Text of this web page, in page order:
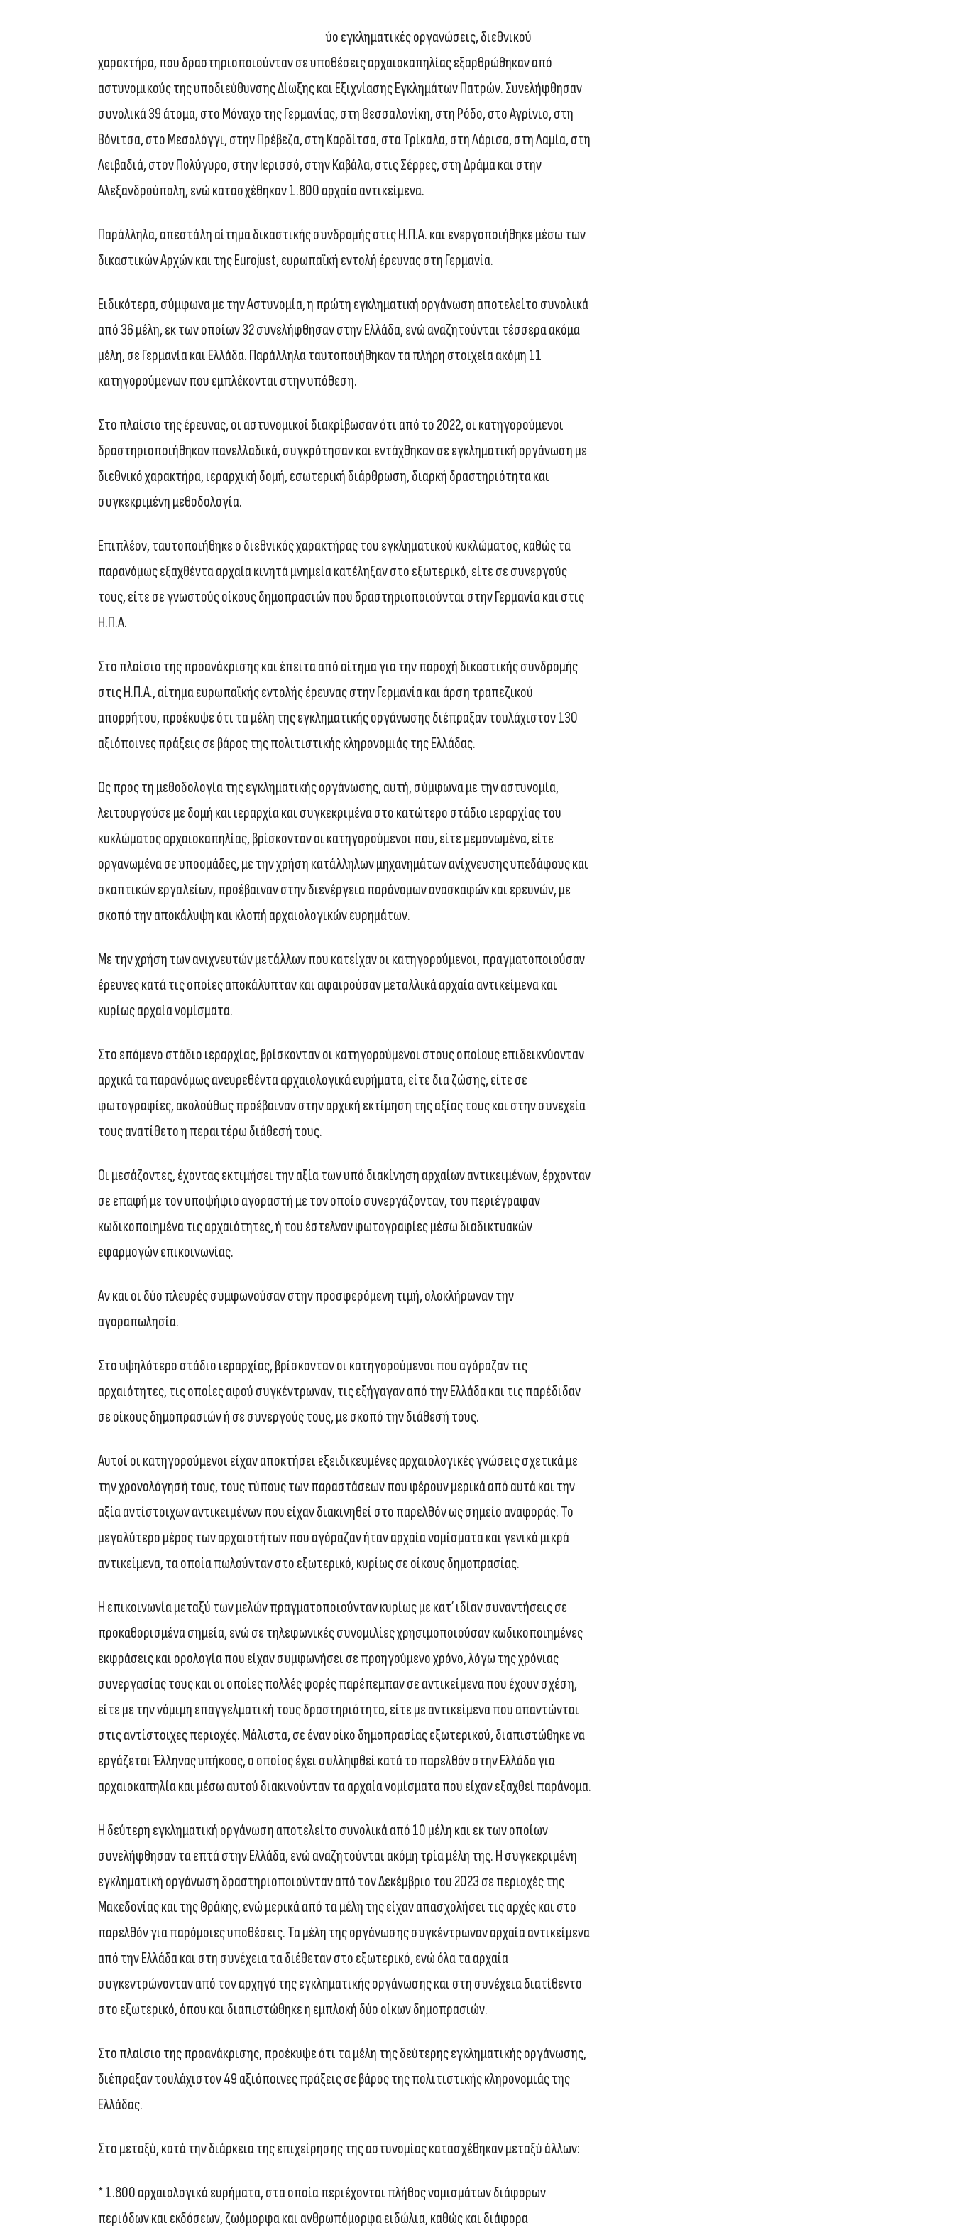
ύο εγκληματικές οργανώσεις, διεθνικού
χαρακτήρα, που δραστηριοποιούνταν σε υποθέσεις αρχαιοκαπηλίας εξαρθρώθηκαν από
αστυνομικούς της υποδιεύθυνσης Δίωξης και Εξιχνίασης Εγκλημάτων Πατρών. Συνελήφθησαν
συνολικά 39 άτομα, στο Μόναχο της Γερμανίας, στη Θεσσαλονίκη, στη Ρόδο, στο Αγρίνιο, στη
Βόνιτσα, στο Μεσολόγγι, στην Πρέβεζα, στη Καρδίτσα, στα Τρίκαλα, στη Λάρισα, στη Λαμία, στη
Λειβαδιά, στον Πολύγυρο, στην Ιερισσό, στην Καβάλα, στις Σέρρες, στη Δράμα και στην
Αλεξανδρούπολη, ενώ κατασχέθηκαν 1.800 αρχαία αντικείμενα.
Παράλληλα, απεστάλη αίτημα δικαστικής συνδρομής στις Η.Π.Α. και ενεργοποιήθηκε μέσω των
δικαστικών Αρχών και της Eurojust, ευρωπαϊκή εντολή έρευνας στη Γερμανία.
Ειδικότερα, σύμφωνα με την Αστυνομία, η πρώτη εγκληματική οργάνωση αποτελείτο συνολικά
από 36 μέλη, εκ των οποίων 32 συνελήφθησαν στην Ελλάδα, ενώ αναζητούνται τέσσερα ακόμα
μέλη, σε Γερμανία και Ελλάδα. Παράλληλα ταυτοποιήθηκαν τα πλήρη στοιχεία ακόμη 11
κατηγορούμενων που εμπλέκονται στην υπόθεση.
Στο πλαίσιο της έρευνας, οι αστυνομικοί διακρίβωσαν ότι από το 2022, οι κατηγορούμενοι
δραστηριοποιήθηκαν πανελλαδικά, συγκρότησαν και εντάχθηκαν σε εγκληματική οργάνωση με
διεθνικό χαρακτήρα, ιεραρχική δομή, εσωτερική διάρθρωση, διαρκή δραστηριότητα και
συγκεκριμένη μεθοδολογία.
Επιπλέον, ταυτοποιήθηκε ο διεθνικός χαρακτήρας του εγκληματικού κυκλώματος, καθώς τα
παρανόμως εξαχθέντα αρχαία κινητά μνημεία κατέληξαν στο εξωτερικό, είτε σε συνεργούς
τους, είτε σε γνωστούς οίκους δημοπρασιών που δραστηριοποιούνται στην Γερμανία και στις
Η.Π.Α.
Στο πλαίσιο της προανάκρισης και έπειτα από αίτημα για την παροχή δικαστικής συνδρομής
στις Η.Π.Α., αίτημα ευρωπαϊκής εντολής έρευνας στην Γερμανία και άρση τραπεζικού
απορρήτου, προέκυψε ότι τα μέλη της εγκληματικής οργάνωσης διέπραξαν τουλάχιστον 130
αξιόποινες πράξεις σε βάρος της πολιτιστικής κληρονομιάς της Ελλάδας.
Ως προς τη μεθοδολογία της εγκληματικής οργάνωσης, αυτή, σύμφωνα με την αστυνομία,
λειτουργούσε με δομή και ιεραρχία και συγκεκριμένα στο κατώτερο στάδιο ιεραρχίας του
κυκλώματος αρχαιοκαπηλίας, βρίσκονταν οι κατηγορούμενοι που, είτε μεμονωμένα, είτε
οργανωμένα σε υποομάδες, με την χρήση κατάλληλων μηχανημάτων ανίχνευσης υπεδάφους και
σκαπτικών εργαλείων, προέβαιναν στην διενέργεια παράνομων ανασκαφών και ερευνών, με
σκοπό την αποκάλυψη και κλοπή αρχαιολογικών ευρημάτων.
Με την χρήση των ανιχνευτών μετάλλων που κατείχαν οι κατηγορούμενοι, πραγματοποιούσαν
έρευνες κατά τις οποίες αποκάλυπταν και αφαιρούσαν μεταλλικά αρχαία αντικείμενα και
κυρίως αρχαία νομίσματα.
Στο επόμενο στάδιο ιεραρχίας, βρίσκονταν οι κατηγορούμενοι στους οποίους επιδεικνύονταν
αρχικά τα παρανόμως ανευρεθέντα αρχαιολογικά ευρήματα, είτε δια ζώσης, είτε σε
φωτογραφίες, ακολούθως προέβαιναν στην αρχική εκτίμηση της αξίας τους και στην συνεχεία
τους ανατίθετο η περαιτέρω διάθεσή τους.
Οι μεσάζοντες, έχοντας εκτιμήσει την αξία των υπό διακίνηση αρχαίων αντικειμένων, έρχονταν
σε επαφή με τον υποψήφιο αγοραστή με τον οποίο συνεργάζονταν, του περιέγραφαν
κωδικοποιημένα τις αρχαιότητες, ή του έστελναν φωτογραφίες μέσω διαδικτυακών
εφαρμογών επικοινωνίας.
Αν και οι δύο πλευρές συμφωνούσαν στην προσφερόμενη τιμή, ολοκλήρωναν την
αγοραπωλησία.
Στο υψηλότερο στάδιο ιεραρχίας, βρίσκονταν οι κατηγορούμενοι που αγόραζαν τις
αρχαιότητες, τις οποίες αφού συγκέντρωναν, τις εξήγαγαν από την Ελλάδα και τις παρέδιδαν
σε οίκους δημοπρασιών ή σε συνεργούς τους, με σκοπό την διάθεσή τους.
Αυτοί οι κατηγορούμενοι είχαν αποκτήσει εξειδικευμένες αρχαιολογικές γνώσεις σχετικά με
την χρονολόγησή τους, τους τύπους των παραστάσεων που φέρουν μερικά από αυτά και την
αξία αντίστοιχων αντικειμένων που είχαν διακινηθεί στο παρελθόν ως σημείο αναφοράς. Το
μεγαλύτερο μέρος των αρχαιοτήτων που αγόραζαν ήταν αρχαία νομίσματα και γενικά μικρά
αντικείμενα, τα οποία πωλούνταν στο εξωτερικό, κυρίως σε οίκους δημοπρασίας.
Η επικοινωνία μεταξύ των μελών πραγματοποιούνταν κυρίως με κατ΄ ιδίαν συναντήσεις σε
προκαθορισμένα σημεία, ενώ σε τηλεφωνικές συνομιλίες χρησιμοποιούσαν κωδικοποιημένες
εκφράσεις και ορολογία που είχαν συμφωνήσει σε προηγούμενο χρόνο, λόγω της χρόνιας
συνεργασίας τους και οι οποίες πολλές φορές παρέπεμπαν σε αντικείμενα που έχουν σχέση,
είτε με την νόμιμη επαγγελματική τους δραστηριότητα, είτε με αντικείμενα που απαντώνται
στις αντίστοιχες περιοχές. Μάλιστα, σε έναν οίκο δημοπρασίας εξωτερικού, διαπιστώθηκε να
εργάζεται Έλληνας υπήκοος, ο οποίος έχει συλληφθεί κατά το παρελθόν στην Ελλάδα για
αρχαιοκαπηλία και μέσω αυτού διακινούνταν τα αρχαία νομίσματα που είχαν εξαχθεί παράνομα.
Η δεύτερη εγκληματική οργάνωση αποτελείτο συνολικά από 10 μέλη και εκ των οποίων
συνελήφθησαν τα επτά στην Ελλάδα, ενώ αναζητούνται ακόμη τρία μέλη της. Η συγκεκριμένη
εγκληματική οργάνωση δραστηριοποιούνταν από τον Δεκέμβριο του 2023 σε περιοχές της
Μακεδονίας και της Θράκης, ενώ μερικά από τα μέλη της είχαν απασχολήσει τις αρχές και στο
παρελθόν για παρόμοιες υποθέσεις. Τα μέλη της οργάνωσης συγκέντρωναν αρχαία αντικείμενα
από την Ελλάδα και στη συνέχεια τα διέθεταν στο εξωτερικό, ενώ όλα τα αρχαία
συγκεντρώνονταν από τον αρχηγό της εγκληματικής οργάνωσης και στη συνέχεια διατίθεντο
στο εξωτερικό, όπου και διαπιστώθηκε η εμπλοκή δύο οίκων δημοπρασιών.
Στο πλαίσιο της προανάκρισης, προέκυψε ότι τα μέλη της δεύτερης εγκληματικής οργάνωσης,
διέπραξαν τουλάχιστον 49 αξιόποινες πράξεις σε βάρος της πολιτιστικής κληρονομιάς της
Ελλάδας.
Στο μεταξύ, κατά την διάρκεια της επιχείρησης της αστυνομίας κατασχέθηκαν μεταξύ άλλων:
* 1.800 αρχαιολογικά ευρήματα, στα οποία περιέχονται πλήθος νομισμάτων διάφορων
περιόδων και εκδόσεων, ζωόμορφα και ανθρωπόμορφα ειδώλια, καθώς και διάφορα